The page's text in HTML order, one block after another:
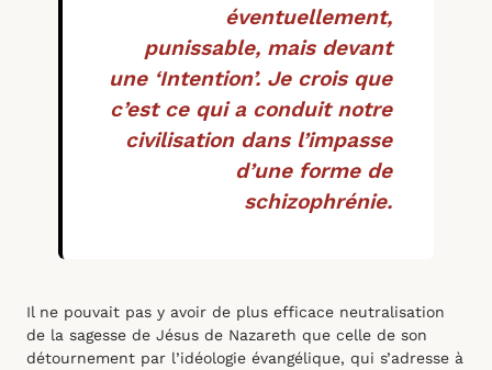
éventuellement,
punissable, mais devant
une ‘Intention’. Je crois que
c’est ce qui a conduit notre
civilisation dans l’impasse
d’une forme de
schizophrénie.
Il ne pouvait pas y avoir de plus efficace neutralisation
de la sagesse de Jésus de Nazareth que celle de son
détournement par l’idéologie évangélique, qui s’adresse à